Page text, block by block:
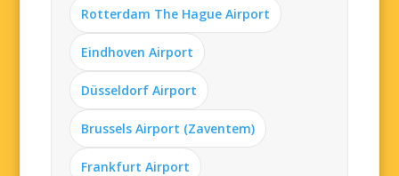
Rotterdam The Hague Airport
Eindhoven Airport
Düsseldorf Airport
Brussels Airport (Zaventem)
Frankfurt Airport